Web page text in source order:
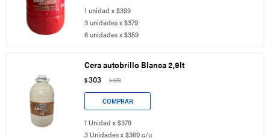
1 unidad x $399
3 unidades x $379
6 unidades x $359
Cera autobrillo Blanca 2,9lt
$303 $379
1 Unidad x $379
3 Unidades x $360 c/u